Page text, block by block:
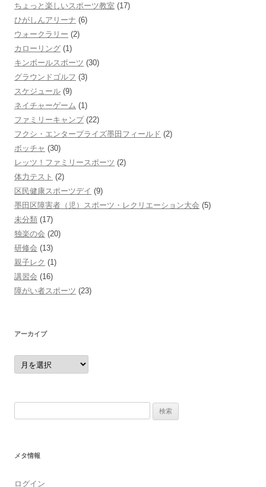
ちょっと楽しいスポーツ教室 (17)
ひがしんアリーナ (6)
ウォークラリー (2)
カローリング (1)
キンボールスポーツ (30)
グラウンドゴルフ (3)
スケジュール (9)
ネイチャーゲーム (1)
ファミリーキャンプ(22)
フクシ・エンタープライズ墨田フィールド (2)
ボッチャ (30)
レッツ！ファミリースポーツ (2)
体力テスト (2)
区民健康スポーツデイ (9)
墨田区障害者（児）スポーツ・レクリエーション大会 (5)
未分類 (17)
独楽の会 (20)
研修会 (13)
親子レク (1)
講習会 (16)
障がい者スポーツ (23)
アーカイブ
ア
ー
カ
メタ情報
ログイン